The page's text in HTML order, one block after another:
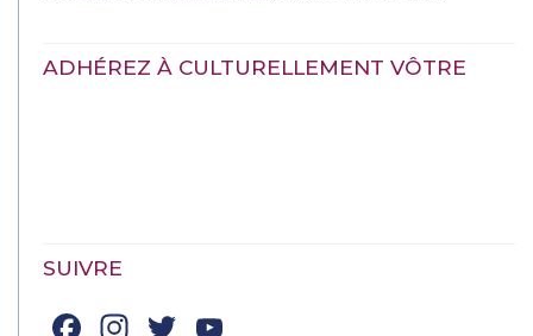
ADHÉREZ À CULTURELLEMENT VÔTRE
SUIVRE